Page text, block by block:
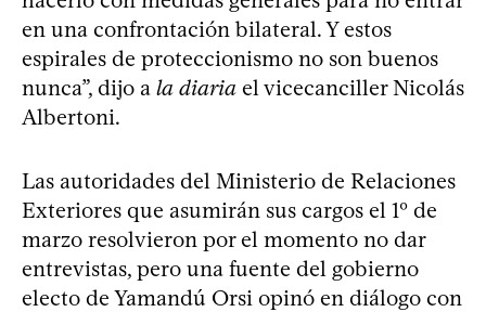
en una confrontación bilateral. Y estos
espirales de proteccionismo no son buenos
nunca”, dijo a la diaria el vicecanciller Nicolás
Albertoni.
Las autoridades del Ministerio de Relaciones
Exteriores que asumirán sus cargos el 1º de
marzo resolvieron por el momento no dar
entrevistas, pero una fuente del gobierno
electo de Yamandú Orsi opinó en diálogo con